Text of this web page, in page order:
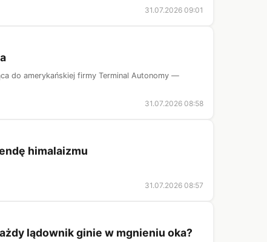
31.07.2026 09:01
do amerykańskiej firmy Terminal Autonomy —
31.07.2026 08:58
himalaizmu
31.07.2026 08:57
lądownik ginie w mgnieniu oka?